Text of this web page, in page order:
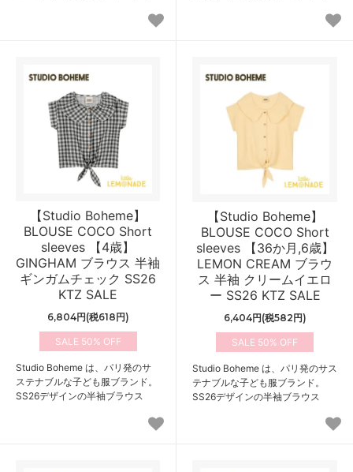
【Studio Boheme】
BLOUSE COCO Short
sleeves 【4歳】
GINGHAM ブラウス 半袖
ギンガムチェック SS26
KTZ SALE
6,804円(税618円)
50%
Studio Boheme は、パリ発のサ
ステナブルな子ども服ブランド。
SS26デザインの半袖ブラウス
【Studio Boheme】
BLOUSE COCO Short
sleeves 【36か月,6歳】
LEMON CREAM ブラウ
ス 半袖 クリームイエロ
ー SS26 KTZ SALE
6,404円(税582円)
50%
Studio Boheme は、パリ発のサス
テナブルな子ども服ブランド。
SS26デザインの半袖ブラウス